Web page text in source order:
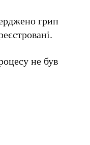
грип
не був